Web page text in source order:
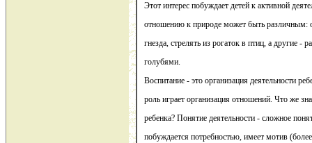
Этот интерес побуждает детей к активной
отношению к природе может быть различным:
гнезда, стрелять из рогаток в птиц, а другие -
голубями.
Воспитание - это организация деятельности
роль играет организация отношений. Что же
ребенка? Понятие деятельности - сложное
побуждается потребностью, имеет мотив